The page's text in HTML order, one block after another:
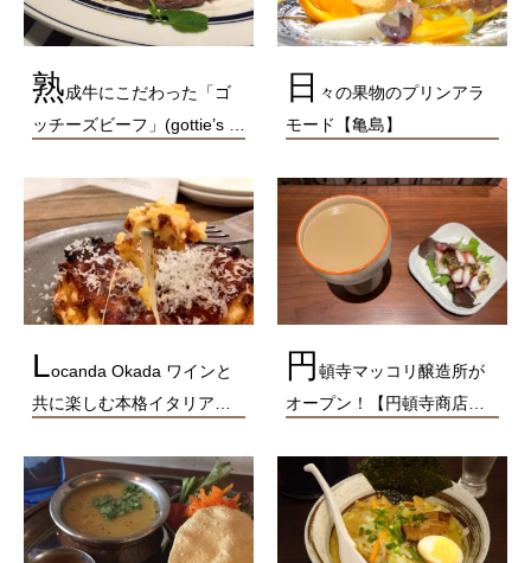
熟成牛にこだわった「ゴ
ッチーズビーフ」(gottie’s …
日
々の果物のプリンアラ
モード【亀島】
Locanda Okada ワインと
共に楽しむ本格イタリア…
円 頓寺マッコリ醸造所が
オープン！【円頓寺商店…